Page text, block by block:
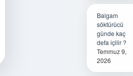
Balgam
söktürücü
günde kaç
defa içilir ?
Temmuz 9,
2026